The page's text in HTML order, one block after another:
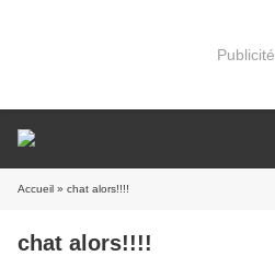
Publicité
Accueil » chat alors!!!!
chat alors!!!!